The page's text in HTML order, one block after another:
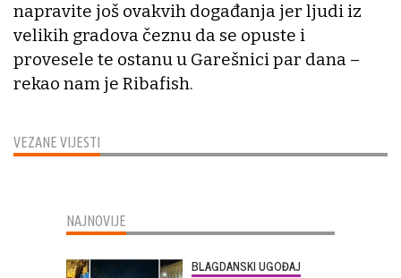
VEZANE VIJESTI
napravite još ovakvih događanja jer ljudi iz
velikih gradova čeznu da se opuste i
provesele te ostanu u Garešnici par dana –
rekao nam je Ribafish.
NAJNOVIJE
BLAGDANSKI UGOĐAJ